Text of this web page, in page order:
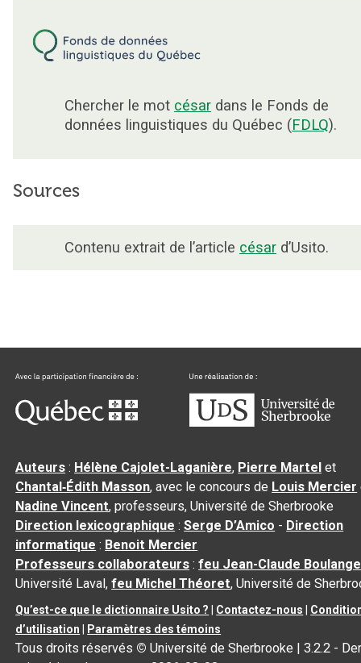
Chercher le mot césar dans le Fonds de
données linguistiques du Québec (FDLQ).
Sources
Contenu extrait de l’article césar d’Usito.
Auteurs : Hélène Cajolet-Laganière, Pierre Martel et
Chantal‑Édith Masson, avec le concours de Louis Mercier
Nadine Vincent, professeurs, Université de Sherbrooke
Direction lexicographique :Serge D’Amico - Direction
informatique : Benoit Mercier
Professeurs collaborateurs :feu Jean-Claude
Université Laval,feu Michel Théoret, Université de
Qu’est-ce que le dictionnaire Usito ? Contactez-nous
d’utilisation
Paramètres des témoins
Tous droits réservés © Université de Sherbrooke |3.2.2 -